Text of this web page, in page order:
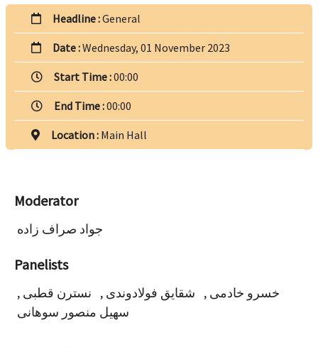
Headline :General
Date :Wednesday, 01 November 2023
Start Time :00:00
End Time :00:00
Location : Main Hall
Moderator
جواد صراف زاده
Panelists
خسرو خادمی , شقایق فولادوندی , نسترن قطبی ,
سهیل منصور سوهانی